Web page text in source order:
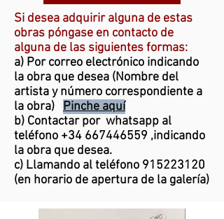
Si desea adquirir alguna de estas
obras póngase en contacto de
alguna de las siguientes formas:
a) Por correo electrónico indicando
la obra que desea (Nombre del
artista y número correspondiente a
la obra) Pinche aquí
b) Contactar por whatsapp al
teléfono +34 667446559 ,indicando
la obra que desea.
c) Llamando al teléfono 915223120
(en horario de apertura de la galería)